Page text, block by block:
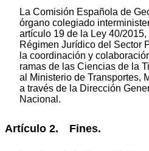
La Comisión Española de
órgano colegiado
artículo 19 de la Ley 40/
Régimen Jurídico del Sector
la coordinación y
ramas de las Ciencias de la
al Ministerio de Transportes,
a través de la Dirección
Nacional.
Artículo 2. Fines.